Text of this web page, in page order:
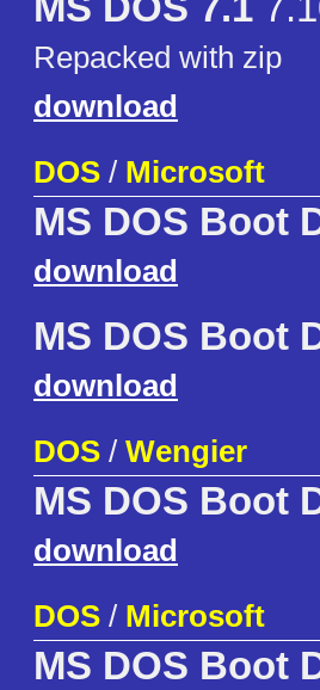
MS DOS 7.1
Repacked with zip
download
DOS / Microsoft
MS DOS Boot
download
MS DOS Boot
download
DOS / Wengier
MS DOS Boot
download
DOS / Microsoft
MS DOS Boot